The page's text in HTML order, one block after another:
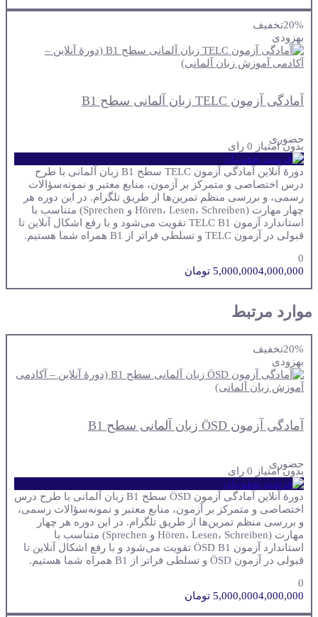
20%تخفیف
بهزودی
آمادگی آزمون TELC زبان آلمانی سطح B1
حضوری
بدون امتیاز 0 رای
دورهٔ آنلاین آمادگی آزمون TELC سطح B1 زبان آلمانی با طرح
درس اختصاصی و متمرکز بر آزمون، منابع معتبر و نمونه‌سؤالات
رسمی، و بررسی منظم تمرین‌ها از طریق تلگرام. در این دوره هر
چهار مهارت (Hören، Lesen، Schreiben و Sprechen) متناسب با
استاندارد آزمون TELC B1 تقویت می‌شود و با رفع اشکال آنلاین تا
قبولی در آزمون TELC و تسلطی فراتر از B1 همراه شما هستیم.
0
5,000,0004,000,000 تومان
موارد مرتبط
20%تخفیف
بهزودی
آمادگی آزمون ÖSD زبان آلمانی سطح B1
حضوری
بدون امتیاز 0 رای
دورهٔ آنلاین آمادگی آزمون ÖSD سطح B1 زبان آلمانی با طرح درس
اختصاصی و متمرکز بر آزمون، منابع معتبر و نمونه‌سؤالات رسمی،
و بررسی منظم تمرین‌ها از طریق تلگرام. در این دوره هر چهار
مهارت (Hören، Lesen، Schreiben و Sprechen) متناسب با
استاندارد آزمون ÖSD B1 تقویت می‌شود و با رفع اشکال آنلاین تا
قبولی در آزمون ÖSD و تسلطی فراتر از B1 همراه شما هستیم.
0
5,000,0004,000,000 تومان